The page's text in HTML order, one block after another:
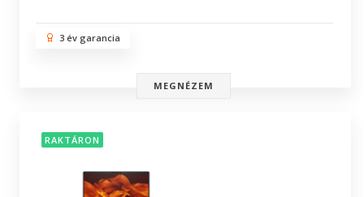
3 év garancia
MEGNÉZEM
RAKTÁRON